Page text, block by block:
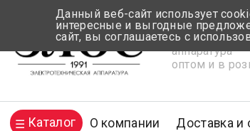
аппаратура
оптом и в
Каталог О компании Доставка и
Данный веб-сайт использует
интересные и выгодные
сайт, вы соглашаетесь с